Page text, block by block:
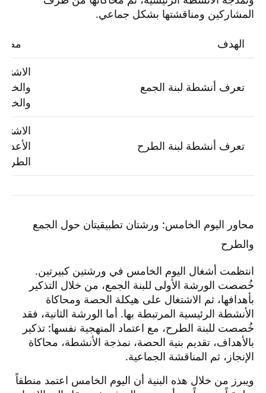
المشاركين ومناقشتها بشكل جماعي.
الهدف
تعرف أنشطة لبنة الجمع
تعرف أنشطة لبنة الطرح
الطرح
محاور اليوم الخامس: ورشتان تطبيقيتان حول الجمع
والطرح
انتظمت أشغال اليوم الخامس في ورشتين كبيرتين.
خُصصت الورشة الأولى للبنة الجمع، من خلال التذكير
بأهدافها، ثم الاشتغال على هيكلة الحصة ومحاكاة
الأنشطة الرئيسية المرتبطة بها. أما الورشة الثانية، فقد
خُصصت للبنة الطرح، مع اعتماد المنهجية نفسها: تذكير
بالأهداف، تقديم بنية الحصة، نمذجة الأنشطة، محاكاة
الإنجاز، ثم المناقشة الجماعية.
ويبرز من خلال هذه البنية أن اليوم الخامس اعتمد منطقاً